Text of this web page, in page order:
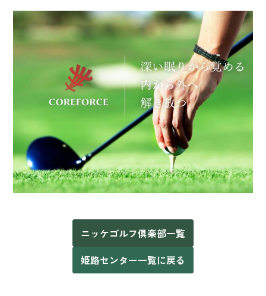
ニッケゴルフ倶楽部一覧
姫路センター一覧に戻る